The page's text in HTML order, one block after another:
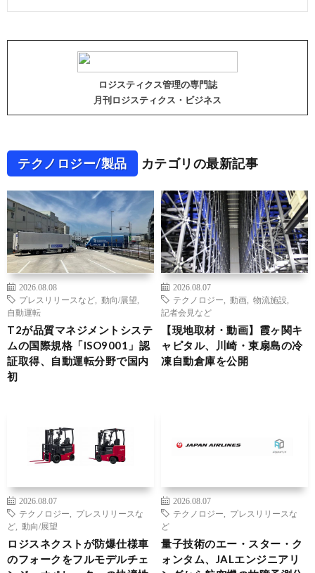
ロジスティクス管理の専門誌
月刊ロジスティクス・ビジネス
テクノロジー/製品 カテゴリの最新記事
2026.08.08
プレスリリースなど
動向/展望
自動運転
T2が品質マネジメントシステ
ムの国際規格「ISO9001」認
証取得、自動運転分野で国内
初
2026.08.07
テクノロジー
動画 物流施設
記者会見など
【現地取材・動画】霞ヶ関キ
ャピタル、川崎・東扇島の冷
凍自動倉庫を公開
2026.08.07
テクノロジー
プレスリリースな
ど
動向/展望
ロジスネクストが防爆仕様車
のフォークをフルモデルチェ
2026.08.07
テクノロジー
プレスリリースな
ど
量子技術のエー・スター・ク
ォンタム、JALエンジニアリ